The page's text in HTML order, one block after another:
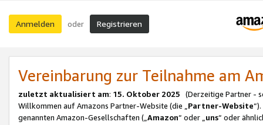
Anmelden oder Registrieren
Vereinbarung zur Teilnahme am
zuletzt aktualisiert am: 15. Oktober 2025 (Derzeitige Partner -
Willkommen auf Amazons Partner-Website (die „Partner-Website
genannten Amazon-Gesellschaften („Amazon“ oder „uns“ oder